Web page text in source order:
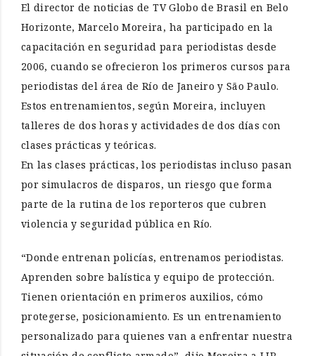
El director de noticias de TV Globo de Brasil en Belo
Horizonte, Marcelo Moreira, ha participado en la
capacitación en seguridad para periodistas desde
2006, cuando se ofrecieron los primeros cursos para
periodistas del área de Río de Janeiro y São Paulo.
Estos entrenamientos, según Moreira, incluyen
talleres de dos horas y actividades de dos días con
clases prácticas y teóricas.
En las clases prácticas, los periodistas incluso pasan
por simulacros de disparos, un riesgo que forma
parte de la rutina de los reporteros que cubren
violencia y seguridad pública en Río.
“Donde entrenan policías, entrenamos periodistas.
Aprenden sobre balística y equipo de protección.
Tienen orientación en primeros auxilios, cómo
protegerse, posicionamiento. Es un entrenamiento
personalizado para quienes van a enfrentar nuestra